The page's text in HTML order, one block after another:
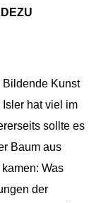
Bildende Kunst
hat viel im
sollte es
Baum aus
Was
der